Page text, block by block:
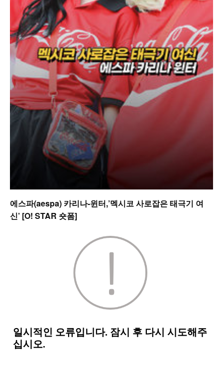
에스파(aespa) 카리나-윈터,’멕시코 사로잡은 태극기 여
신’ [O! STAR 숏폼]